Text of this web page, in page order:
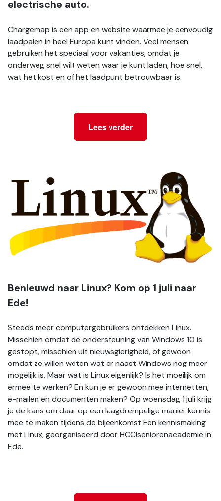
electrische auto.
Chargemap is een app en website waarmee je eenvoudig
laadpalen in heel Europa kunt vinden. Veel mensen
gebruiken het speciaal voor vakanties, omdat je
onderweg snel wilt weten waar je kunt laden, hoe snel,
wat het kost en of het laadpunt betrouwbaar is.
Lees verder
Benieuwd naar Linux? Kom op 1 juli naar
Ede!
Steeds meer computergebruikers ontdekken Linux.
Misschien omdat de ondersteuning van Windows 10 is
gestopt, misschien uit nieuwsgierigheid, of gewoon
omdat ze willen weten wat er naast Windows nog meer
mogelijk is. Maar wat is Linux eigenlijk? Is het moeilijk om
ermee te werken? En kun je er gewoon mee internetten,
e-mailen en documenten maken? Op woensdag 1 juli krijg
je de kans om daar op een laagdrempelige manier kennis
mee te maken tijdens de bijeenkomst Een kennismaking
met Linux, georganiseerd door HCC!seniorenacademie in
Ede.